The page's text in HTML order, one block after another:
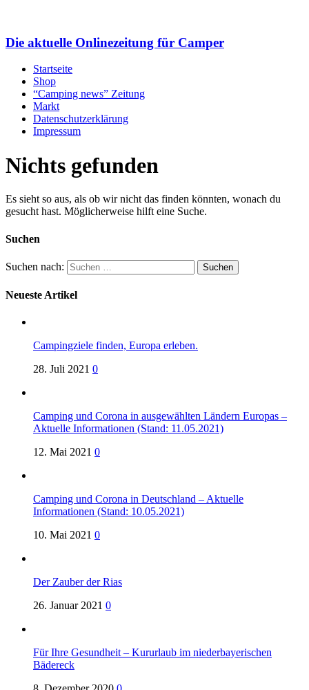
Die aktuelle Onlinezeitung für Camper
Startseite
Shop
“Camping news” Zeitung
Markt
Datenschutzerklärung
Impressum
Nichts gefunden
Es sieht so aus, als ob wir nicht das finden könnten, wonach du
gesucht hast. Möglicherweise hilft eine Suche.
Suchen
Suchen nach:
Neueste Artikel
Campingziele finden, Europa erleben.
28. Juli 2021 0
Camping und Corona in ausgewählten Ländern Europas –
Aktuelle Informationen (Stand: 11.05.2021)
12. Mai 2021 0
Camping und Corona in Deutschland – Aktuelle
Informationen (Stand: 10.05.2021)
10. Mai 2021 0
Der Zauber der Rias
26. Januar 2021 0
Für Ihre Gesundheit – Kururlaub im niederbayerischen
Bädereck